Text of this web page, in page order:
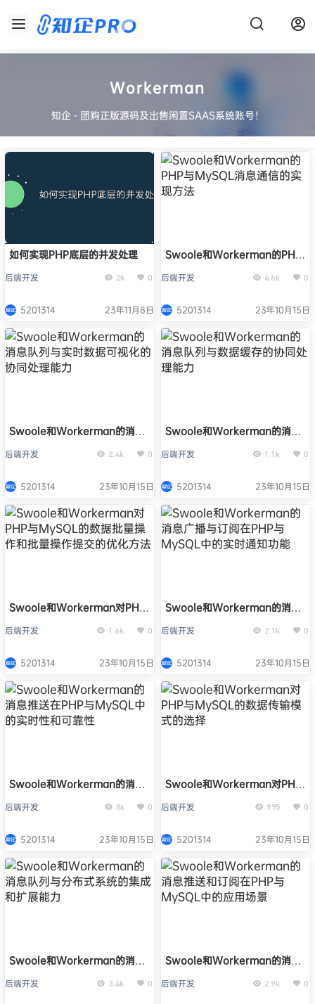
Workerman
知企 - 团购正版源码及出售闲置SAAS系统账号！
如何实现PHP底层的并发处理
后端开发 2k 0
5201314 23年11月8日
Swoole和Workerman的PHP
后端开发 6.6k 0
5201314 23年10月15日
Swoole和Workerman的消息
理能力
后端开发 2.4k 0
5201314 23年10月15日
Swoole和Workerman的消息
后端开发 1.1k 0
5201314 23年10月15日
Swoole和Workerman对PHP
量操作提交的优化方法
后端开发 1.6k 0
5201314 23年10月15日
Swoole和Workerman的消息
的实时通知功能
后端开发 2.1k 0
5201314 23年10月15日
Swoole和Workerman的消息
性和可靠性
后端开发 8k 0
5201314 23年10月15日
Swoole和Workerman对PHP
择
后端开发 995 0
5201314 23年10月15日
Swoole和Workerman的消息
能力
后端开发 3.4k 0
Swoole和Workerman的消息
的应用场景
后端开发 2.9k 0